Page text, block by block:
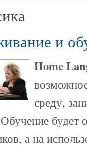
и
Home
среду,
будет
а на